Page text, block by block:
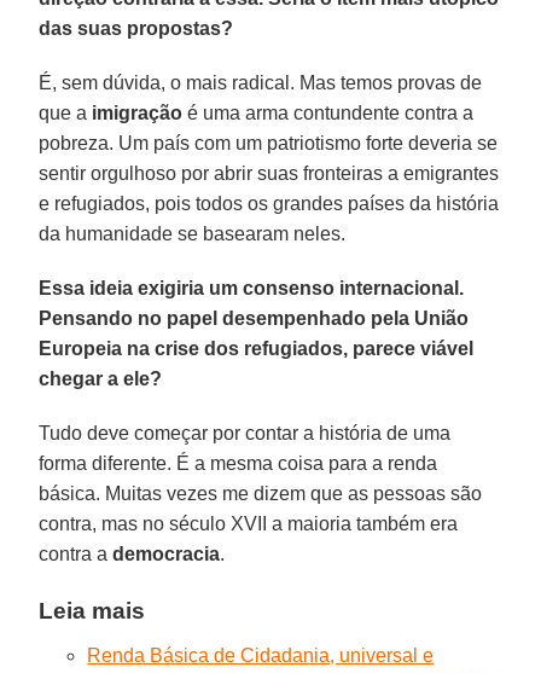
das suas propostas?
É, sem dúvida, o mais radical. Mas temos provas de
que a imigração é uma arma contundente contra a
pobreza. Um país com um patriotismo forte deveria se
sentir orgulhoso por abrir suas fronteiras a emigrantes
e refugiados, pois todos os grandes países da história
da humanidade se basearam neles.
Essa ideia exigiria um consenso internacional.
Pensando no papel desempenhado pela União
Europeia na crise dos refugiados, parece viável
chegar a ele?
Tudo deve começar por contar a história de uma
forma diferente. É a mesma coisa para a renda
básica. Muitas vezes me dizem que as pessoas são
contra, mas no século XVII a maioria também era
contra ademocracia.
Leia mais
Renda Básica de Cidadania, universal e